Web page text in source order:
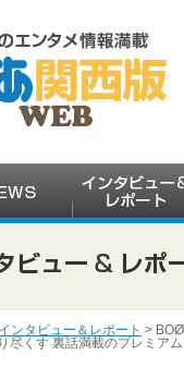
インタビュー＆レポート >
尽くす 裏話満載のプレミア